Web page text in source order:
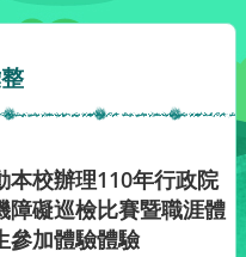
本校辦理110年行政院
障礙巡檢比賽暨職涯體
參加體驗體驗